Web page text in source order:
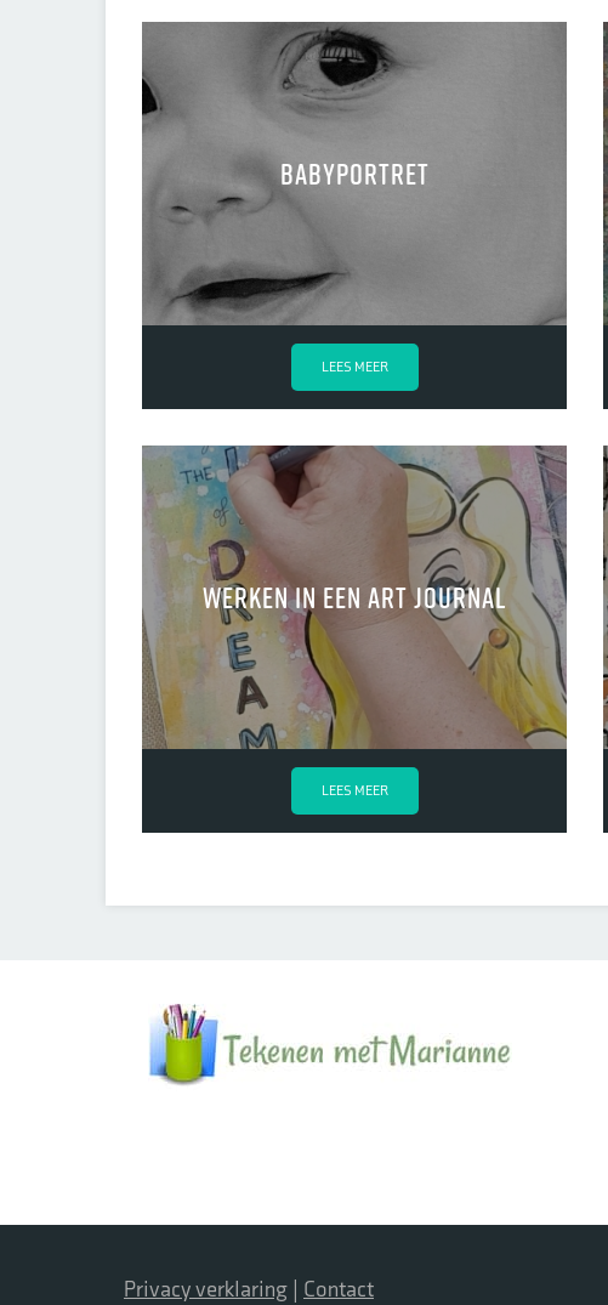
babyportret
LEES MEER
Werken in een art journal
LEES MEER
Privacy verklaring Contact